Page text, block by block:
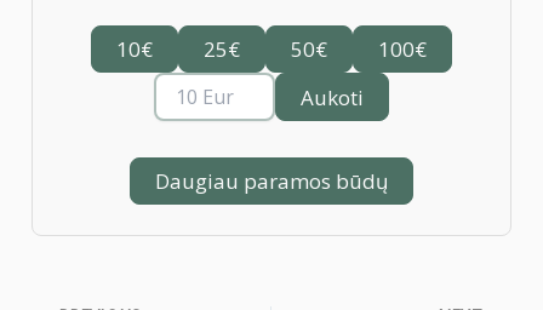
10€ 25€ 50€
100€
Aukoti
Daugiau paramos būdų
Patinka, ką darome? Mūsų veikla įmanoma
dėl tokių žmonių, kaip Jūs!
10€ 50€
100€
Aukoti
Daugiau paramos būdų